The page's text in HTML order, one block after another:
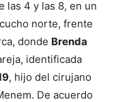
las 4 y las 8, en un
norte, frente
donde Brenda
identificada
, hijo del cirujano
De acuerdo